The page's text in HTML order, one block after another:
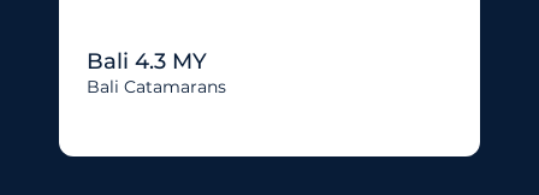
Bali 4.3 MY
Bali Catamarans